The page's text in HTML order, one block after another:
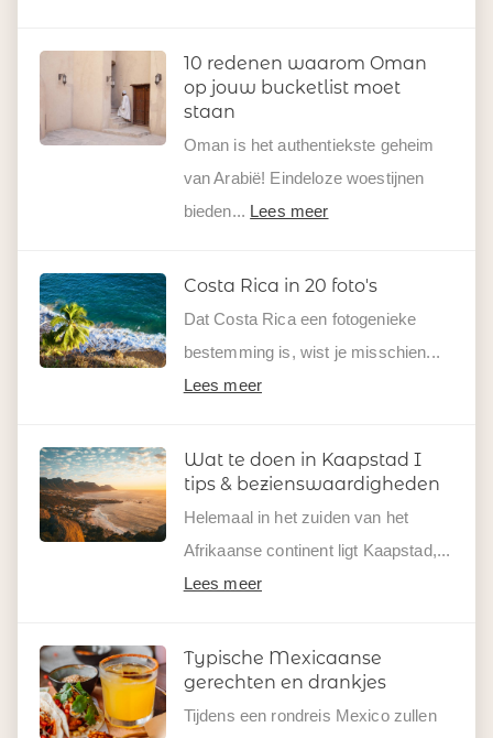
10 redenen waarom Oman
op jouw bucketlist moet
staan
Oman is het authentiekste geheim
van Arabië! Eindeloze woestijnen
bieden... Lees meer
Costa Rica in 20 foto's
Dat Costa Rica een fotogenieke
bestemming is, wist je misschien...
Lees meer
Wat te doen in Kaapstad I
tips & bezienswaardigheden
Helemaal in het zuiden van het
Afrikaanse continent ligt Kaapstad,...
Lees meer
Typische Mexicaanse
gerechten en drankjes
Tijdens een rondreis Mexico zullen